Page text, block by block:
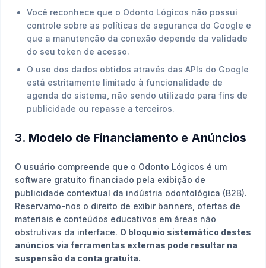
Você reconhece que o Odonto Lógicos não possui
controle sobre as políticas de segurança do Google e
que a manutenção da conexão depende da validade
do seu token de acesso.
O uso dos dados obtidos através das APIs do Google
está estritamente limitado à funcionalidade de
agenda do sistema, não sendo utilizado para fins de
publicidade ou repasse a terceiros.
3. Modelo de Financiamento e Anúncios
O usuário compreende que o Odonto Lógicos é um
software gratuito financiado pela exibição de
publicidade contextual da indústria odontológica (B2B).
Reservamo-nos o direito de exibir banners, ofertas de
materiais e conteúdos educativos em áreas não
obstrutivas da interface. O bloqueio sistemático destes
anúncios via ferramentas externas pode resultar na
suspensão da conta gratuita.